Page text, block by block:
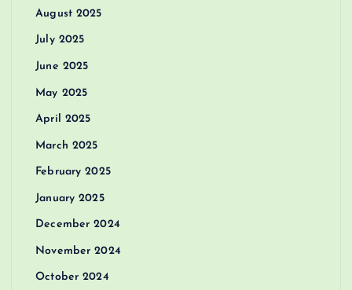
August 2025
July 2025
June 2025
May 2025
April 2025
March 2025
February 2025
January 2025
December 2024
November 2024
October 2024